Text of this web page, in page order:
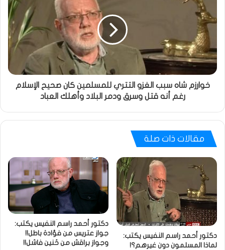
خوارزم شاه سبب الغزو التتري للمسلمين كان صحيح الإسلام
رغم أنه قتل وسرق ودمر البلاد وأهلك العباد
مقالات ذات صلة
دكتور أحمد راسم النفيس يكتب:
لماذا المسلمون دون غيرهم؟!
دكتور أحمد راسم النفيس يكتب:
جواز عتريس من فؤادة باطل!!
وجواز براقش من حُنين فاشل!!